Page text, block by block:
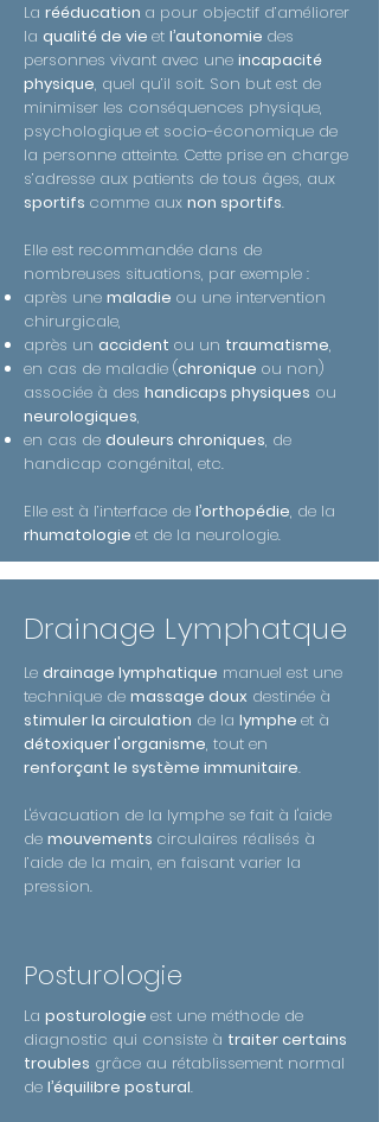
La rééducation a pour objectif d’améliorer
la qualité de vie et l’autonomie des
personnes vivant avec une incapacité
physique, quel qu’il soit. Son but est de
minimiser les conséquences physique,
psychologique et socio-économique de
la personne atteinte. Cette prise en charge
s’adresse aux patients de tous âges, aux
sportifs comme aux non sportifs.
Elle est recommandée dans de
nombreuses situations, par exemple :
après une maladie ou une intervention
chirurgicale,
après un accident ou un traumatisme,
en cas de maladie (chronique ou non)
associée à des handicaps physiques ou
neurologiques,
en cas de douleurs chroniques, de
handicap congénital, etc.
Elle est à l’interface de l’orthopédie, de la
rhumatologie et de la neurologie.
Drainage Lymphatque
Le drainage lymphatique manuel est une
technique de massage doux destinée à
stimuler la circulation de la lymphe et à
détoxiquer l'organisme, tout en
renforçant le système immunitaire.
L'évacuation de la lymphe se fait à l'aide
de mouvements circulaires réalisés à
l’aide de la main, en faisant varier la
pression.
Posturologie
La posturologie est une méthode de
diagnostic qui consiste à traiter certains
troubles grâce au rétablissement normal
de l’équilibre postural.